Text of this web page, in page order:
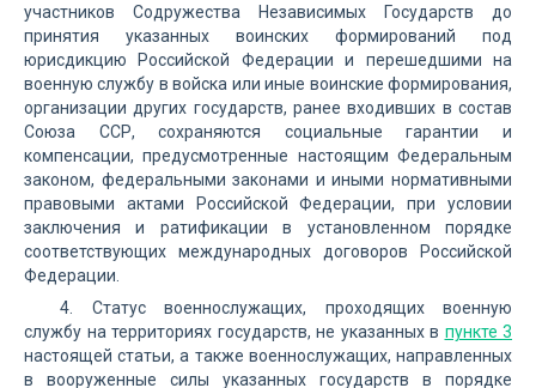
участников Содружества Независимых Государств до
принятия указанных воинских формирований под
юрисдикцию Российской Федерации и перешедшими на
военную службу в войска или иные воинские формирования,
организации других государств, ранее входивших в состав
Союза ССР, сохраняются социальные гарантии и
компенсации, предусмотренные настоящим Федеральным
законом, федеральными законами и иными нормативными
правовыми актами Российской Федерации, при условии
заключения и ратификации в установленном порядке
соответствующих международных договоров Российской
Федерации.
4. Статус военнослужащих, проходящих военную
службу на территориях государств, не указанных в пункте 3
настоящей статьи, а также военнослужащих, направленных
в вооруженные силы указанных государств в порядке